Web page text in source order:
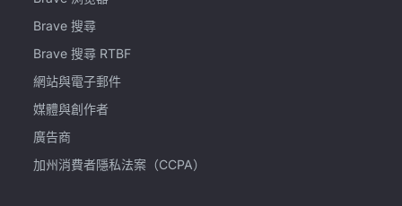
Brave 搜尋
Brave 搜尋 RTBF
網站與電子郵件
媒體與創作者
廣告商
加州消費者隱私法案（CCPA）